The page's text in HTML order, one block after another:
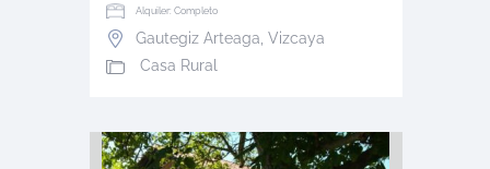
Alquiler: Completo
Gautegiz Arteaga Vizcaya
Casa Rural